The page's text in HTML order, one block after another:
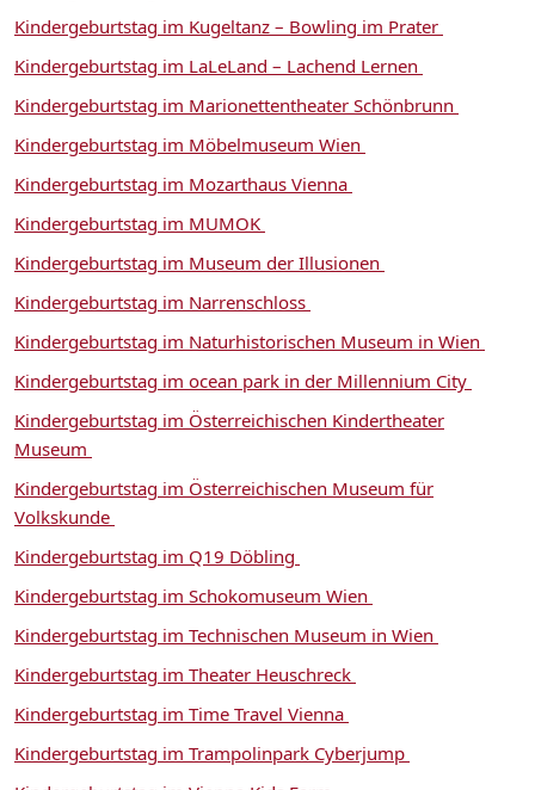
Kindergeburtstag im Kugeltanz – Bowling im Prater
Kindergeburtstag im LaLeLand – Lachend Lernen
Kindergeburtstag im Marionettentheater Schönbrunn
Kindergeburtstag im Möbelmuseum Wien
Kindergeburtstag im Mozarthaus Vienna
Kindergeburtstag im MUMOK
Kindergeburtstag im Museum der Illusionen
Kindergeburtstag im Narrenschloss
Kindergeburtstag im Naturhistorischen Museum in Wien
Kindergeburtstag im ocean park in der Millennium City
Kindergeburtstag im Österreichischen Kindertheater
Museum
Kindergeburtstag im Österreichischen Museum für
Volkskunde
Kindergeburtstag im Q19 Döbling
Kindergeburtstag im Schokomuseum Wien
Kindergeburtstag im Technischen Museum in Wien
Kindergeburtstag im Theater Heuschreck
Kindergeburtstag im Time Travel Vienna
Kindergeburtstag im Trampolinpark Cyberjump